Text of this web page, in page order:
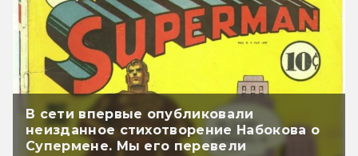
В сети впервые опубликовали
неизданное стихотворение Набокова о
Супермене. Мы его перевели